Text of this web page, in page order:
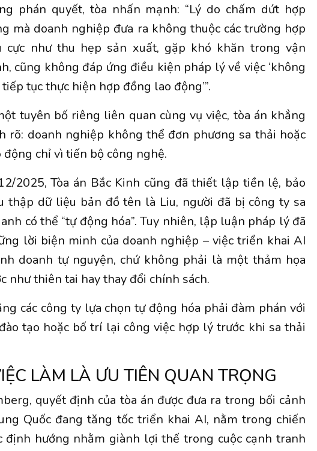
phán quyết, tòa nhấn mạnh: “Lý do chấm dứt hợp
mà doanh nghiệp đưa ra không thuộc các trường hợp
cực như thu hẹp sản xuất, gặp khó khăn trong vận
cũng không đáp ứng điều kiện pháp lý về việc ‘không
tục thực hiện hợp đồng lao động’”.
tuyên bố riêng liên quan cùng vụ việc, tòa án khẳng
rõ: doanh nghiệp không thể đơn phương sa thải hoặc
chỉ vì tiến bộ công nghệ.
2025, Tòa án Bắc Kinh cũng đã thiết lập tiền lệ, bảo
thập dữ liệu bản đồ tên là Liu, người đã bị công ty sa
có thể “tự động hóa”. Tuy nhiên, lập luận pháp lý đã
lời biện minh của doanh nghiệp – việc triển khai AI
doanh tự nguyện, chứ không phải là một thảm họa
như thiên tai hay thay đổi chính sách.
các công ty lựa chọn tự động hóa phải đàm phán với
tạo hoặc bố trí lại công việc hợp lý trước khi sa thải
LÀM LÀ ƯU TIÊN QUAN TRỌNG
quyết định của tòa án được đưa ra trong bối cảnh
Quốc đang tăng tốc triển khai AI, nằm trong chiến
định hướng nhằm giành lợi thế trong cuộc cạnh tranh